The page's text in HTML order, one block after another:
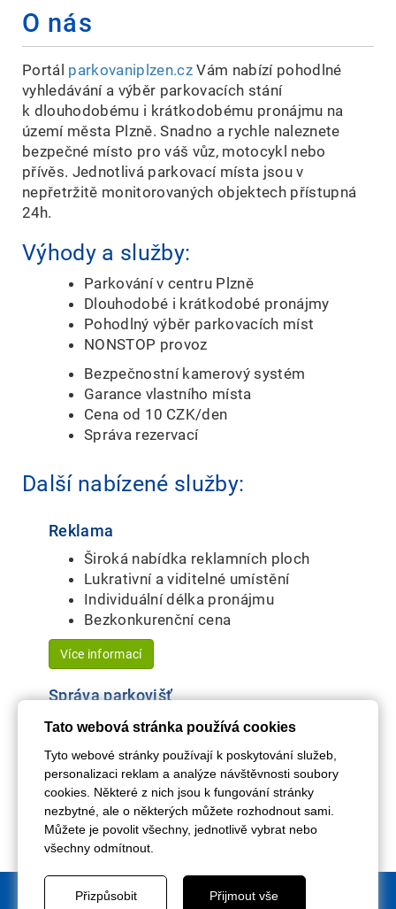
O nás
Portál parkovaniplzen.cz Vám nabízí pohodlné
vyhledávání a výběr parkovacích stání
k dlouhodobému i krátkodobému pronájmu na
území města Plzně. Snadno a rychle naleznete
bezpečné místo pro váš vůz, motocykl nebo
přívěs. Jednotlivá parkovací místa jsou v
nepřetržitě monitorovaných objektech přístupná
24h.
Výhody a služby:
Parkování v centru Plzně
Dlouhodobé i krátkodobé pronájmy
Pohodlný výběr parkovacích míst
NONSTOP provoz
Bezpečnostní kamerový systém
Garance vlastního místa
Cena od 10 CZK/den
Správa rezervací
Další nabízené služby:
Reklama
Široká nabídka reklamních ploch
Lukrativní a viditelné umístění
Individuální délka pronájmu
Bezkonkurenční cena
Více informací
Správa parkovišť
Marketingový, právní i technický
Kompletní správa rezervací a plateb
Plnohodnotný provoz parkovišť
Úspora nákladů a vyšší efektivita
Více informací
© 2016 - 2026 Parkování v Plzni - pronájem parkovacích míst | Tel:
Tato webová stránka používá cookies
Tyto webové stránky používají k poskytování služeb,
personalizaci reklam a analýze návštěvnosti soubory
cookies. Některé z nich jsou k fungování stránky
nezbytné, ale o některých můžete rozhodnout sami.
Můžete je povolit všechny, jednotlivě vybrat nebo
všechny odmítnout.
Přizpůsobit Přijmout vše